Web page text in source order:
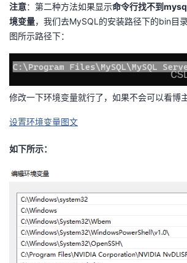
我
藏
的
术
支
我
云
声
注意：第二种方法如果显示命令行找不到
境变量，我们去MySQL的安装路径下的bin目
图所示路径下：
修改一下环境变量就行了，如果不会可以看博
设置环境变量图文
如下所示：